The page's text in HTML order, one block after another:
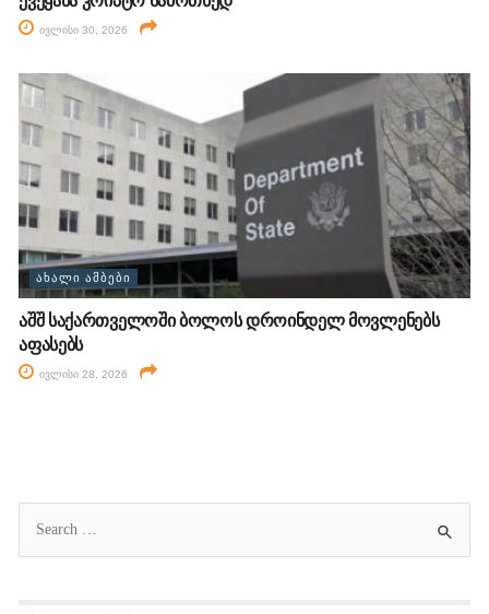
ივლისი 30, 2026
ᲐᲮᲐᲚᲘ ᲐᲛᲑᲔᲑᲘ
აშშ საქართველოში ბოლოს დროინდელ მოვლენებს
აფასებს
ივლისი 28, 2026